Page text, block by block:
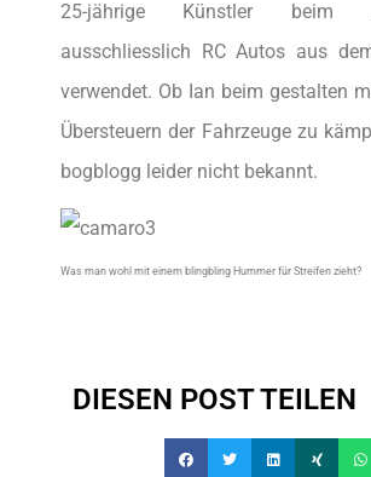
25-jährige Künstler beim
ausschliesslich RC Autos aus
verwendet. Ob Ian beim gestalten
Übersteuern der Fahrzeuge zu
bogblogg leider nicht bekannt.
Was man wohl mit einem blingbling Hummer für Streifen zieht?
DIESEN POST TEILEN